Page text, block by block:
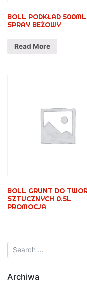
BOLL PODKŁAD 500ML
SPRAY BEŻOWY
Read More
BOLL GRUNT DO
SZTUCZNYCH 0.5L
PROMOCJA
Archiwa